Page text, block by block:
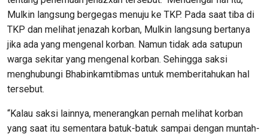
Mulkin langsung bergegas menuju ke TKP. Pada saat tiba di
TKP dan melihat jenazah korban, Mulkin langsung bertanya
jika ada yang mengenal korban. Namun tidak ada satupun
warga sekitar yang mengenal korban. Sehingga saksi
menghubungi Bhabinkamtibmas untuk memberitahukan hal
tersebut.
“Kalau saksi lainnya, menerangkan pernah melihat korban
yang saat itu sementara batuk-batuk sampai dengan muntah-